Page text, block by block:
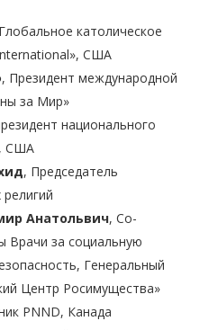
католическое
США
, Президент международной
за Мир»
национального
США
, Председатель
Анатольвич, Со-
Врачи за социальную
Генеральный
Центр Росимущества»
PNND, Канада